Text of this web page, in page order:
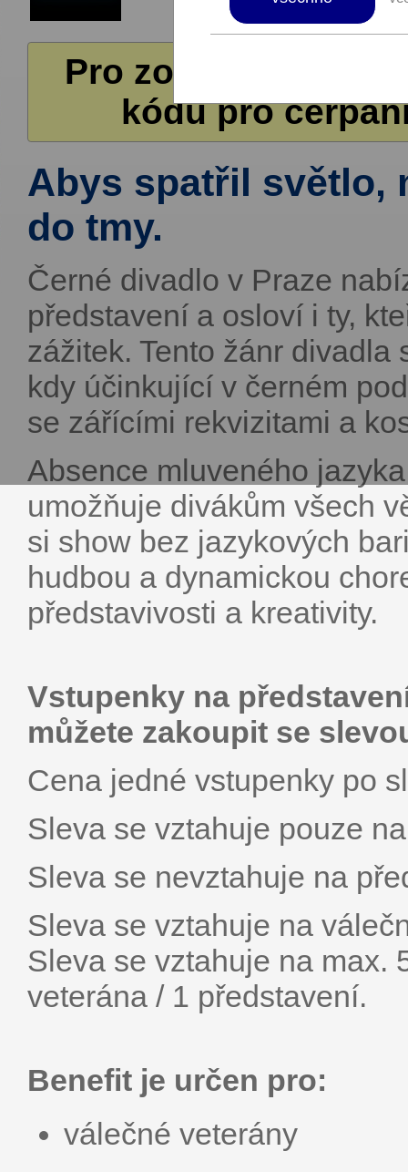
Pro zobrazení
kódů pro
Abys spatřil světlo,
do tmy.
Černé divadlo v Praze
představení a osloví i ty,
zážitek. Tento žánr
kdy účinkující v černém
se zářícími rekvizitami a
Absence mluveného
umožňuje divákům všech
si show bez jazykových
hudbou a dynamickou
představivosti a kreativity.
Vstupenky na
můžete zakoupit se
Cena jedné vstupenky po
Sleva se vztahuje pouze
Sleva se nevztahuje na
Sleva se vztahuje na
Sleva se vztahuje na max.
veterána / 1 představení.
Benefit je určen pro:
válečné veterány